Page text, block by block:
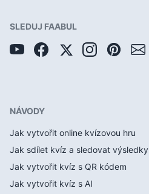
SLEDUJ FAABUL
NÁVODY
Jak vytvořit online kvízovou hru
Jak sdílet kvíz a sledovat výsledky
Jak vytvořit kvíz s QR kódem
Jak vytvořit kvíz s AI